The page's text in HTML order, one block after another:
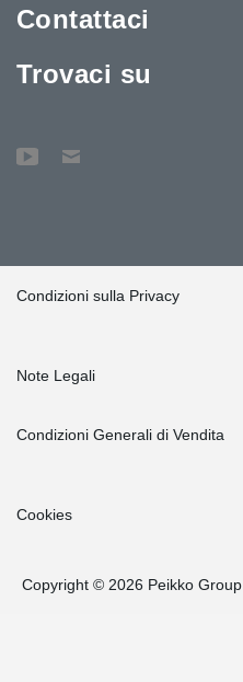
Contattaci
Trovaci su
Condizioni sulla Privacy
Note Legali
Condizioni Generali di Vendita
Cookies
Copyright © 2026 Peikko Group